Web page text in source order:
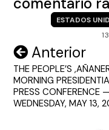
ESTADOS
Navegación
de
entradas
Anterior
THE PEOPLE’S
MORNING
PRESS CONFERENCE —
WEDNESDAY, MAY 13,